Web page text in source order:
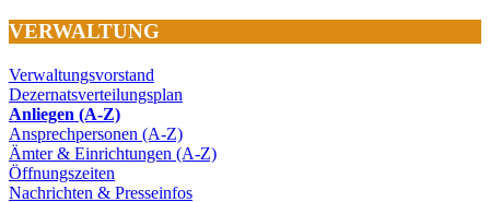
VERWALTUNG
Verwaltungsvorstand
Dezernatsverteilungsplan
Anliegen (A-Z)
Ansprechpersonen (A-Z)
Ämter & Einrichtungen (A-Z)
Öffnungszeiten
Nachrichten & Presseinfos